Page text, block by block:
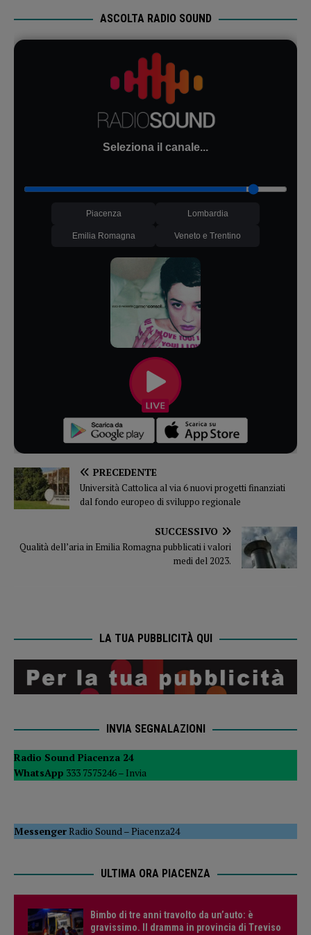
ASCOLTA RADIO SOUND
Seleziona il canale...
Piacenza Lombardia
Emilia Romagna Veneto e Trentino
PRECEDENTE
Università Cattolica al via 6 nuovi progetti finanziati
dal fondo europeo di sviluppo regionale
SUCCESSIVO
Qualità dell’aria in Emilia Romagna pubblicati i valori
medi del 2023.
LA TUA PUBBLICITÀ QUI
INVIA SEGNALAZIONI
Radio Sound Piacenza 24
WhatsApp 333 7575246 – Invia
MessengerRadio Sound–Piacenza24
ULTIMA ORA PIACENZA
Bimbo di tre anni travolto da un’auto: è
gravissimo. Il dramma in provincia di Treviso